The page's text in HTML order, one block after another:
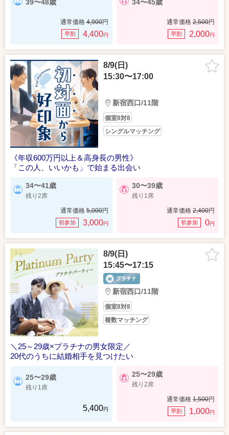
39〜48歳
通常価格 4,900円
早割 4,400円
34〜45歳
通常価格 2,500円
早割 2,000円
8/9(日)
15:30〜17:00
新宿西口/11階
個室8対8
シングルマッチング
《年収600万円以上＆高身長の男性》
「この人、いいかも」で始まる出会い
34〜41歳
残り2席
通常価格 5,000円
初参加 3,000円
30〜39歳
残り1席
通常価格 2,400円
初参加 0円
8/9(日)
15:45〜17:15
新宿西口/11階
個室8対8
複数マッチング
＼25～29歳×プラチナの男女限定／
20代のうちに結婚相手を見つけたい
25〜29歳
残り1席
5,400円
25〜29歳
残り2席
通常価格 1,500円
早割 1,000円